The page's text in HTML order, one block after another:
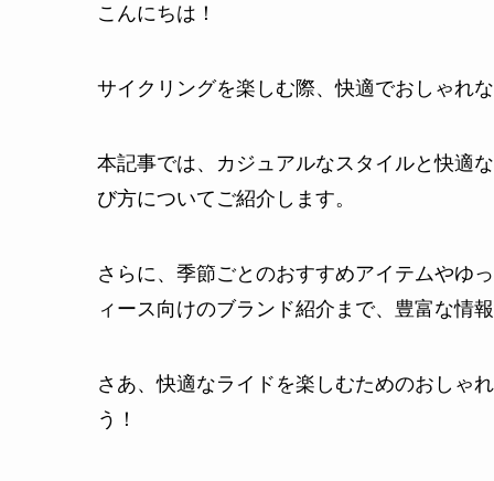
こんにちは！
サイクリングを楽しむ際、快適でおしゃれ
本記事では、カジュアルなスタイルと快適
び方についてご紹介します。
さらに、季節ごとのおすすめアイテムやゆ
ィース向けのブランド紹介まで、豊富な情
さあ、快適なライドを楽しむためのおしゃ
う！